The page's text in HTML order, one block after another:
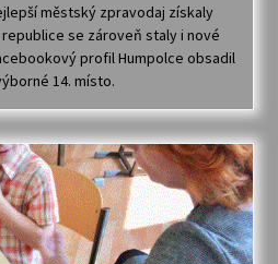
městský zpravodaj získaly
se zároveň staly i nové
profil Humpolce obsadil
14. místo.